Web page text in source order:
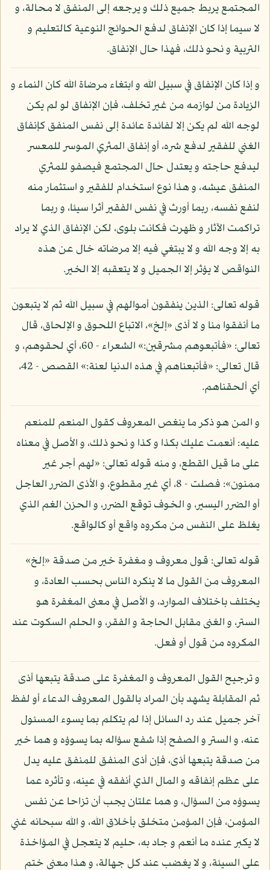
المجتمع يربط جميع ذلك و يرجعه إلى المنفق لا محالة، و
لا سيما إذا كان الإنفاق لدفع الحوائج النوعية كالتعليم و
التربية و نحو ذلك، فهذا حال الإنفاق.
و إذا كان الإنفاق في سبيل الله و ابتغاء مرضاة الله كان النماء و
الزيادة من لوازمه من غير تخلف، فإن الإنفاق لو لم يكن
لوجه الله لم يكن إلا لفائدة عائدة إلى نفس المنفق كإنفاق
الغني للفقير لدفع شره، أو إنفاق المثري الموسر للمعسر
ليدفع حاجته و يعتدل حال المجتمع فيصفو للمثري
المنفق عيشه، و هذا نوع استخدام للفقير و استثمار منه
لنفع نفسه، ربما أورث في نفس الفقير أثرا سيئا، و ربما
تراكمت الآثار و ظهرت فكانت بلوى، لكن الإنفاق الذي لا يراد
به إلا وجه الله و لا يبتغي فيه إلا مرضاته خال عن هذه
النواقص لا يؤثر إلا الجميل و لا يتعقبه إلا الخير.
قوله تعالى: الذين ينفقون أموالهم في سبيل الله ثم لا يتبعون
ما أنفقوا منا و لا أذى «إلخ»، الاتباع اللحوق و الإلحاق، قال
تعالى: «فأتبعوهم مشرقين:» الشعراء - 60، أي لحقوهم، و
قال تعالى: «فأتبعناهم في هذه الدنيا لعنة:» القصص - 42،
أي ألحقناهم.
و المن هو ذكر ما ينغص المعروف كقول المنعم للمنعم
عليه: أنعمت عليك بكذا و كذا و نحو ذلك، و الأصل في معناه
على ما قيل القطع، و منه قوله تعالى: «لهم أجر غير
ممنون»: فصلت - 8، أي غير مقطوع، و الأذى الضرر العاجل
أو الضرر اليسير، و الخوف توقع الضرر، و الحزن الغم الذي
يغلظ على النفس من مكروه واقع أو كالواقع.
قوله تعالى: قول معروف و مغفرة خير من صدقة «إلخ»
المعروف من القول ما لا ينكره الناس بحسب العادة، و
يختلف باختلاف الموارد، و الأصل في معنى المغفرة هو
الستر، و الغنى مقابل الحاجة و الفقر، و الحلم السكوت عند
المكروه من قول أو فعل.
و ترجيح القول المعروف و المغفرة على صدقة يتبعها أذى
ثم المقابلة يشهد بأن المراد بالقول المعروف الدعاء أو لفظ
آخر جميل عند رد السائل إذا لم يتكلم بما يسوء المسئول
عنه، و الستر و الصفح إذا شفع سؤاله بما يسوؤه و هما خير
من صدقة يتبعها أذى، فإن أذى المنفق للمنفق عليه يدل
على عظم إنفاقه و المال الذي أنفقه في عينه، و تأثره عما
يسوؤه من السؤال، و هما علتان يجب أن تزاحا عن نفس
المؤمن، فإن المؤمن متخلق بأخلاق الله، و الله سبحانه غني
لا يكبر عنده ما أنعم و جاد به، حليم لا يتعجل في المؤاخذة
على السيئة، و لا يغضب عند كل جهالة، و هذا معنى ختم